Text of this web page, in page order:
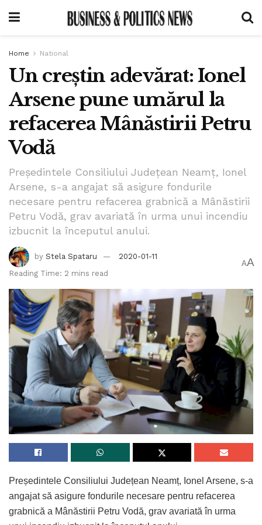
Home National
Un creștin adevărat: Ionel
Arsene pune umărul la
refacerea Mânăstirii Petru
Vodă
Președintele Consiliului Județean Neamț, Ionel
Arsene, s-a angajat să asigure fondurile
necesare pentru refacerea grabnică a Mânăstirii
Petru Vodă, grav avariată în urma unui incendiu
izbucnit la începutul anului.
by Stela Spataru
2020-01-11
Reading Time: 2 mins read
AA
Președintele Consiliului Județean Neamț, Ionel Arsene, s-a
angajat să asigure fondurile necesare pentru refacerea
grabnică a Mânăstirii Petru Vodă, grav avariată în urma